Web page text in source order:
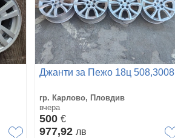
Джанти за Пежо 18ц 508,3008
гр. Карлово, Пловдив
вчера
500 €
977,92 лв